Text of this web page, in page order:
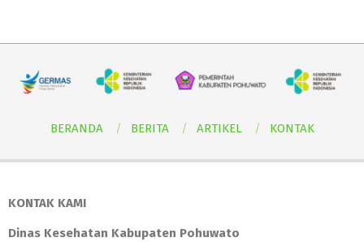
BERANDA BERITA ARTIKEL KONTAK
KONTAK KAMI
Dinas Kesehatan Kabupaten Pohuwato